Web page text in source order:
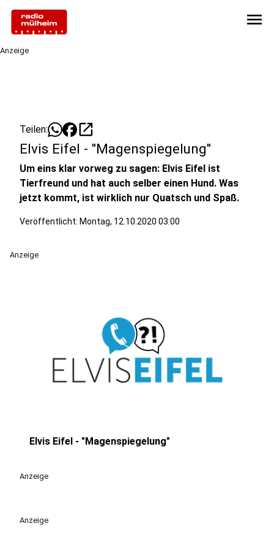
menu
Anzeige
Teilen: open_in_new
Elvis Eifel - "Magenspiegelung"
Um eins klar vorweg zu sagen: Elvis Eifel ist
Tierfreund und hat auch selber einen Hund. Was
jetzt kommt, ist wirklich nur Quatsch und Spaß.
Veröffentlicht: Montag, 12.10.2020 03:00
Anzeige
Elvis Eifel - "Magenspiegelung"
Anzeige
Anzeige